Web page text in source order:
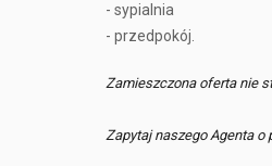
- sypialnia
- przedpokój.
Zamieszczona oferta nie
Zapytaj naszego Agenta o